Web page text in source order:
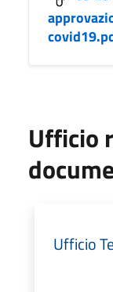
Ufficio
Ufficio